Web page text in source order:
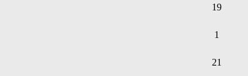
19
1
21